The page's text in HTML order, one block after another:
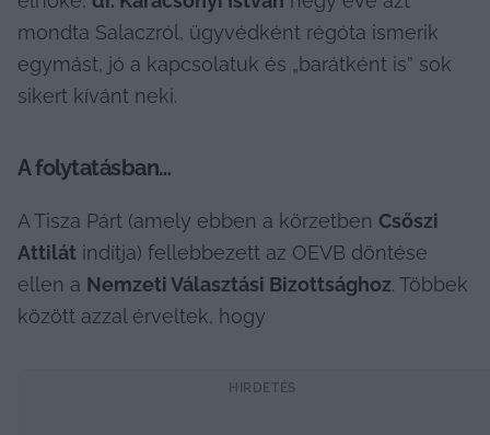
mondta Salaczról, ügyvédként régóta ismerik
egymást, jó a kapcsolatuk és „barátként is” sok
sikert kívánt neki.
A folytatásban…
A Tisza Párt (amely ebben a körzetben Csőszi
Attilát indítja) fellebbezett az OEVB döntése
ellen a Nemzeti Választási Bizottsághoz. Többek
között azzal érveltek, hogy
HIRDETÉS